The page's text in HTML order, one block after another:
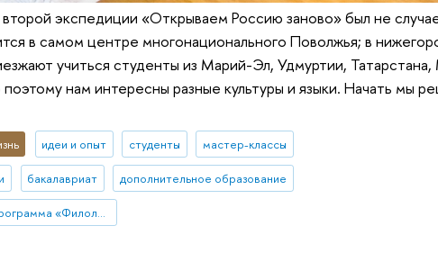
экспедиции «Открываем Россию заново» был не
в самом центре многонационального Поволжья; в
учиться студенты из Марий-Эл, Удмуртии,
нам интересны разные культуры и языки. Начать мы
идеи и опыт студенты мастер-классы
бакалавриат дополнительное образование
Образовательная программа «Филология»